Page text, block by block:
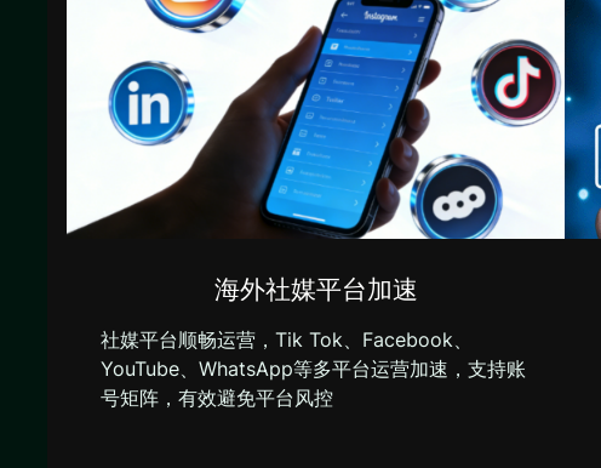
海外社媒平台加速
社媒平台顺畅运营，Tik Tok、Facebook、
YouTube、WhatsApp等多平台运营加速，支持账
号矩阵，有效避免平台风控